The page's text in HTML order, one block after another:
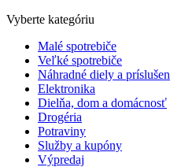
Vyberte kategóriu
Malé spotrebiče
Veľké spotrebiče
Náhradné diely a
Elektronika
Dielňa, dom a domácnosť
Drogéria
Potraviny
Služby a kupóny
Výpredaj